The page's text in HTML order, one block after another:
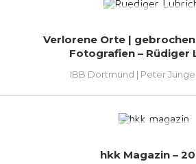
Verlorene Orte |
Fotografien – Rüdiger
IBB Dortmund | Peter
hkk Magazin –